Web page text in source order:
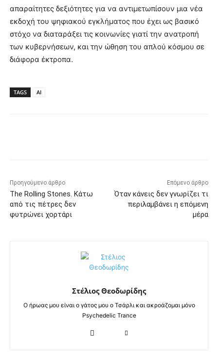
απαραίτητες δεξιότητες για να αντιμετωπίσουν μια νέα
εκδοχή του ψηφιακού εγκλήματος που έχει ως βασικό
στόχο να διαταράξει τις κοινωνίες γιατί την ανατροπή
των κυβερνήσεων, και την ώθηση του απλού κόσμου σε
διάφορα έκτροπα.
TAGS AI
Προηγούμενο άρθρο
The Rolling Stones. Κάτω
από τις πέτρες δεν
φυτρώνει χορτάρι
Επόμενο άρθρο
Όταν κάνεις δεν γνωρίζει τι
περιλαμβάνει η επόμενη
μέρα
Στέλιος Θεοδωρίδης
Ο ήρωας μου είναι ο γάτος μου ο Τσάρλι και ακροάζομαι μόνο
Psychedelic Trance